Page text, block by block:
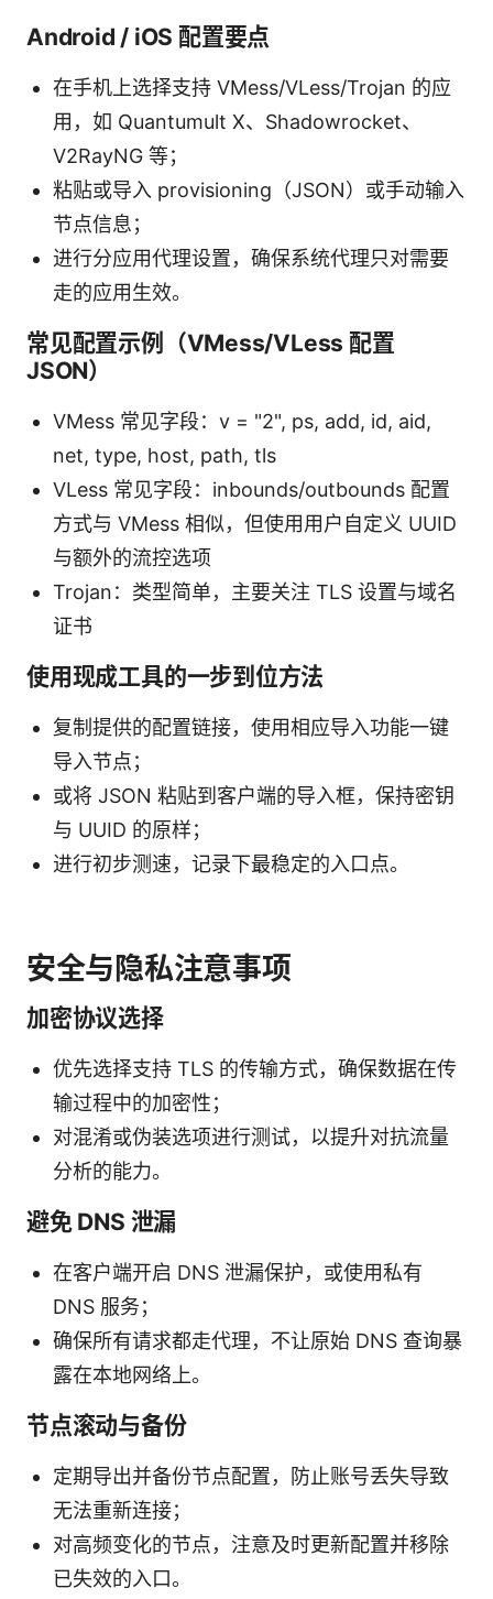
Android / iOS 配置要点
在手机上选择支持 VMess/VLess/Trojan 的应
用，如 Quantumult X、Shadowrocket、
V2RayNG 等；
粘贴或导入 provisioning（JSON）或手动输入
节点信息；
进行分应用代理设置，确保系统代理只对需要
走的应用生效。
常见配置示例（VMess/VLess 配置
JSON）
VMess 常见字段：v = "2", ps, add, id, aid,
net, type, host, path, tls
VLess 常见字段：inbounds/outbounds 配置
方式与 VMess 相似，但使用用户自定义 UUID
与额外的流控选项
Trojan：类型简单，主要关注 TLS 设置与域名
证书
使用现成工具的一步到位方法
复制提供的配置链接，使用相应导入功能一键
导入节点；
或将 JSON 粘贴到客户端的导入框，保持密钥
与 UUID 的原样；
进行初步测速，记录下最稳定的入口点。
安全与隐私注意事项
加密协议选择
优先选择支持 TLS 的传输方式，确保数据在传
输过程中的加密性；
对混淆或伪装选项进行测试，以提升对抗流量
分析的能力。
避免 DNS 泄漏
在客户端开启 DNS 泄漏保护，或使用私有
DNS 服务；
确保所有请求都走代理，不让原始 DNS 查询暴
露在本地网络上。
节点滚动与备份
定期导出并备份节点配置，防止账号丢失导致
无法重新连接；
对高频变化的节点，注意及时更新配置并移除
已失效的入口。